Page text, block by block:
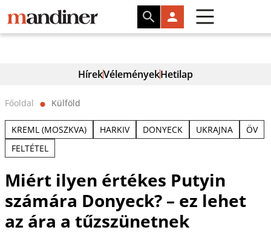
HírekVéleményekHetilap
Főoldal ⬤ Külföld
KREML (MOSZKVA) HARKIV DONYECK UKRAJNA
ÖV
FELTÉTEL
Miért ilyen értékes Putyin
számára Donyeck? – ez lehet
az ára a tűzszünetnek